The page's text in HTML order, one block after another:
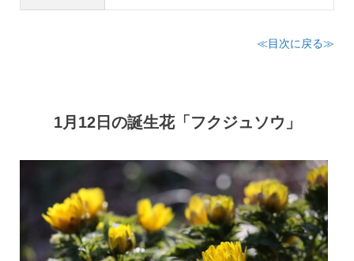
≪目次に戻る≫
1月12日の誕生花「フクジュソウ」